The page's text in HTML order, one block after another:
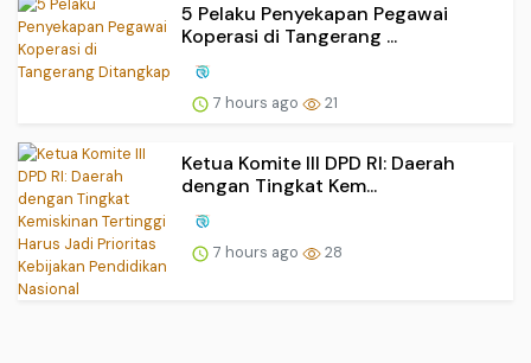
5 Pelaku Penyekapan Pegawai
Koperasi di Tangerang ...
7 hours ago 21
Ketua Komite III DPD RI: Daerah
dengan Tingkat Kem...
7 hours ago 28